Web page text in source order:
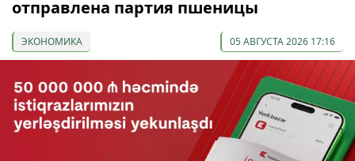
отправлена партия пшеницы
ЭКОНОМИКА 05 АВГУСТА 2026 17:16